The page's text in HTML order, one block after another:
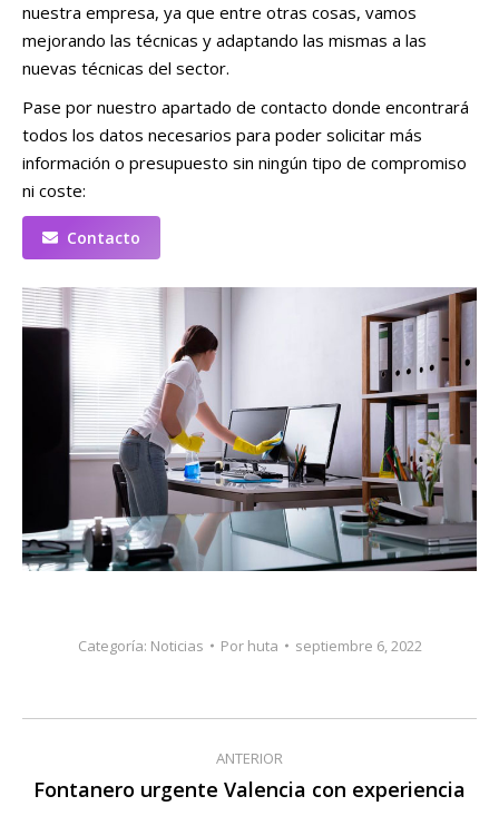
nuestra empresa, ya que entre otras cosas, vamos
mejorando las técnicas y adaptando las mismas a las
nuevas técnicas del sector.
Pase por nuestro apartado de contacto donde encontrará
todos los datos necesarios para poder solicitar más
información o presupuesto sin ningún tipo de compromiso
ni coste:
Contacto
Categoría: Noticias Por huta septiembre 6, 2022
Navegación
entre
ANTERIOR
Publicación
Fontanero urgente Valencia con experiencia